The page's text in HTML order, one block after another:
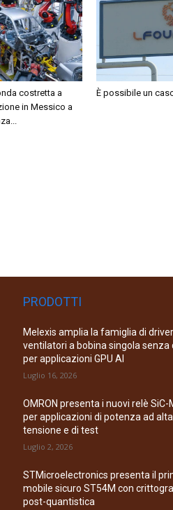
costretta a
in Messico a
È possibile un
PRODOTTI
Melexis amplia la famiglia di
ventilatori a bobina singola senza
per applicazioni GPU AI
Luglio 16, 2026
OMRON presenta i nuovi relè SiC-
per applicazioni di potenza ad alta
tensione e di test
Luglio 2, 2026
STMicroelectronics presenta il
mobile sicuro ST54M con
post-quantistica